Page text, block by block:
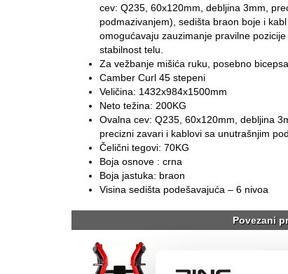
cev: Q235, 60x120mm, debljina 3mm,
podmazivanjem), sedišta braon boje i
omogućavaju zauzimanje pravilne
stabilnost telu.
Za vežbanje mišića ruku, posebno bicepsa.
Camber Curl 45 stepeni
Veličina: 1432x984x1500mm
Neto težina: 200KG
Ovalna cev: Q235, 60x120mm, debljina
precizni zavari i kablovi sa unutrašnjim
Čelični tegovi: 70KG
Boja osnove : crna
Boja jastuka: braon
Visina sedišta podešavajuća – 6 nivoa
Povezani